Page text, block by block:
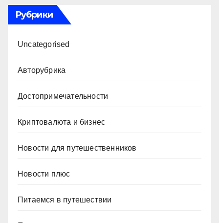
Рубрики
Uncategorised
Авторубрика
Достопримечательности
Криптовалюта и бизнес
Новости для путешественников
Новости плюс
Питаемся в путешествии